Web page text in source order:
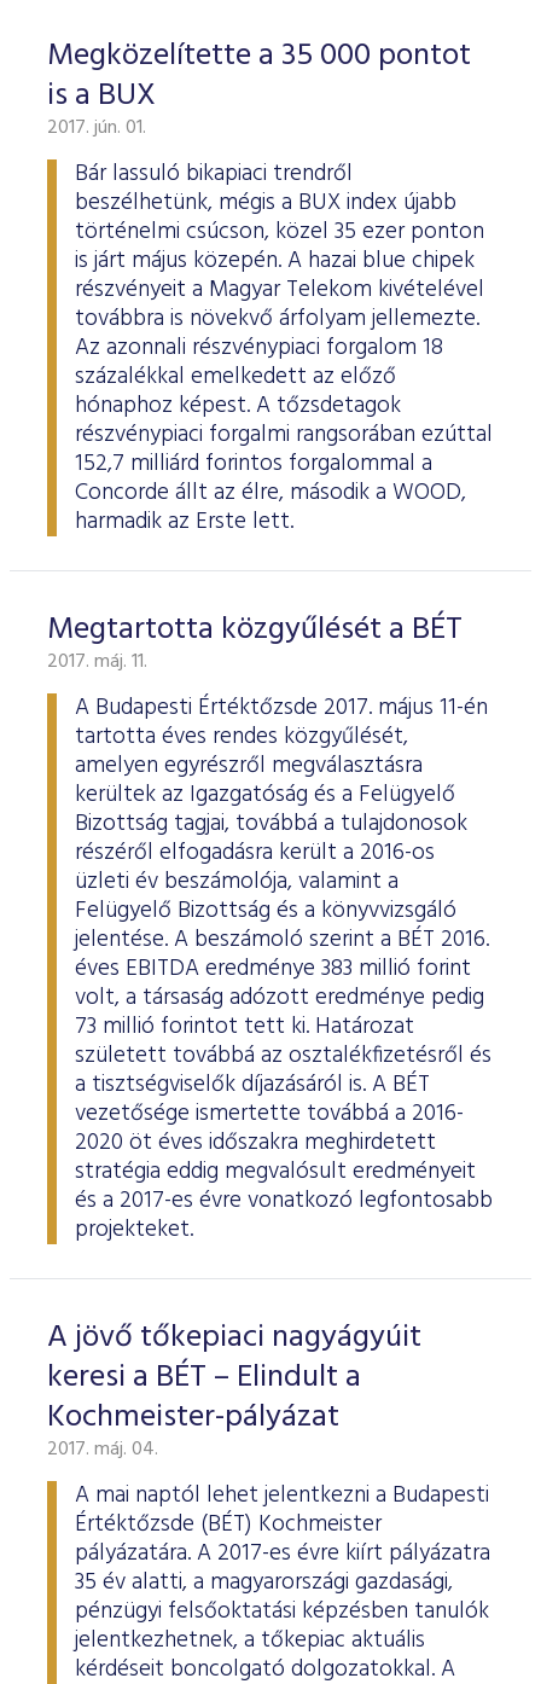
Megközelítette a 35 000 pontot
is a BUX
2017. jún. 01.
Bár lassuló bikapiaci trendről
beszélhetünk, mégis a BUX index újabb
történelmi csúcson, közel 35 ezer ponton
is járt május közepén. A hazai blue chipek
részvényeit a Magyar Telekom kivételével
továbbra is növekvő árfolyam jellemezte.
Az azonnali részvénypiaci forgalom 18
százalékkal emelkedett az előző
hónaphoz képest. A tőzsdetagok
részvénypiaci forgalmi rangsorában ezúttal
152,7 milliárd forintos forgalommal a
Concorde állt az élre, második a WOOD,
harmadik az Erste lett.
Megtartotta közgyűlését a BÉT
2017. máj. 11.
A Budapesti Értéktőzsde 2017. május 11-én
tartotta éves rendes közgyűlését,
amelyen egyrészről megválasztásra
kerültek az Igazgatóság és a Felügyelő
Bizottság tagjai, továbbá a tulajdonosok
részéről elfogadásra került a 2016-os
üzleti év beszámolója, valamint a
Felügyelő Bizottság és a könyvvizsgáló
jelentése. A beszámoló szerint a BÉT 2016.
éves EBITDA eredménye 383 millió forint
volt, a társaság adózott eredménye pedig
73 millió forintot tett ki. Határozat
született továbbá az osztalékfizetésről és
a tisztségviselők díjazásáról is. A BÉT
vezetősége ismertette továbbá a 2016-
2020 öt éves időszakra meghirdetett
stratégia eddig megvalósult eredményeit
és a 2017-es évre vonatkozó legfontosabb
projekteket.
A jövő tőkepiaci nagyágyúit
keresi a BÉT – Elindult a
Kochmeister-pályázat
2017. máj. 04.
A mai naptól lehet jelentkezni a Budapesti
Értéktőzsde (BÉT) Kochmeister
pályázatára. A 2017-es évre kiírt pályázatra
35 év alatti, a magyarországi gazdasági,
pénzügyi felsőoktatási képzésben tanulók
jelentkezhetnek, a tőkepiac aktuális
kérdéseit boncolgató dolgozatokkal. A